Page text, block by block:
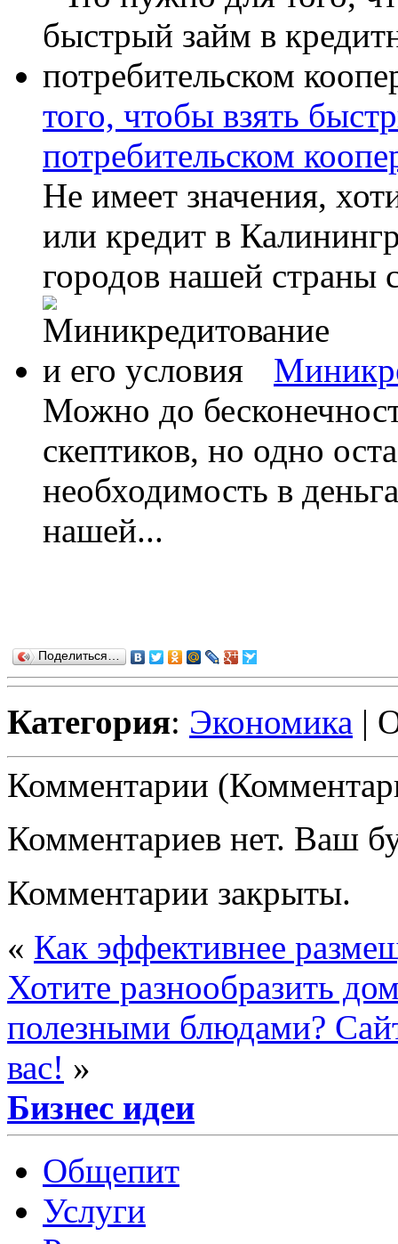
того, чтобы взять
потребительском
Не имеет значения,
или кредит в
городов нашей страны
Можно до
скептиков, но одно
необходимость в
нашей...
Поделиться…
Категория: Экономика |
Комментарии
Комментариев нет. Ваш
Комментарии закрыты.
« Как эффективнее
Хотите разнообразить
полезными блюдами?
вас! »
Бизнес идеи
Общепит
Услуги